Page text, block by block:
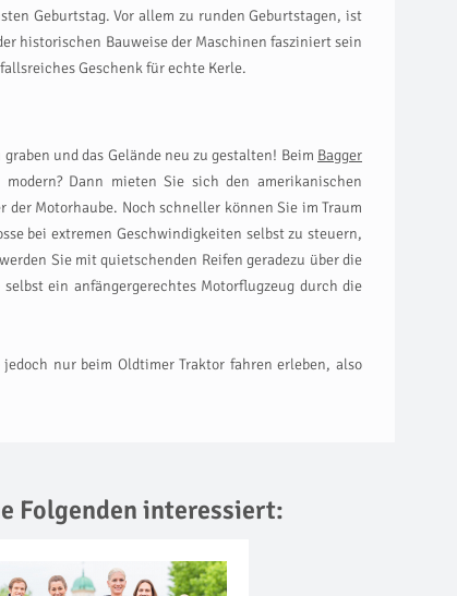
Geburtstag. Vor allem zu runden Geburtstagen, ist
historischen Bauweise der Maschinen fasziniert sein
Geschenk für echte Kerle.
und das Gelände neu zu gestalten! Beim Bagger
Dann mieten Sie sich den amerikanischen
Motorhaube. Noch schneller können Sie im Traum
bei extremen Geschwindigkeiten selbst zu steuern,
Sie mit quietschenden Reifen geradezu über die
ein anfängergerechtes Motorflugzeug durch die
nur beim Oldtimer Traktor fahren erleben, also
Folgenden interessiert: